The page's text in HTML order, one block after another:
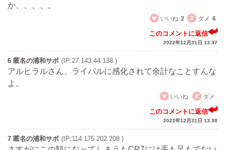
か、、、、。
いいね 2 ダメ 6
このコメントに返信
2022年12月31日 13:37
6 匿名の浦和サポ (IP:27.143.44.138 )
アルヒラルさん、ライバルに感化されて余計なことすんな
よ。
いいね
ダメ
このコメントに返信
2022年12月31日 13:38
7 匿名の浦和サポ (IP:114.175.202.208 )